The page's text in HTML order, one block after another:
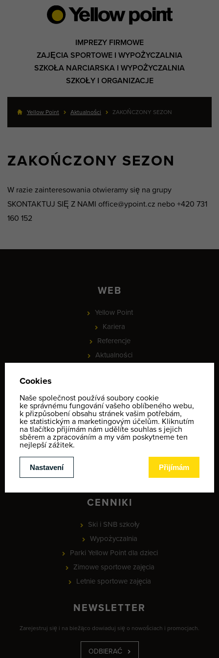
IMPREZY FIRMOWE
ZAJĘCIA SPORTOWE I WYPOŻYCZALNIA
SZKOŁA NARCIARSKA I WYPOŻYCZALNIA
SZKOŁY I ORGANIZACJE
Yellow Point Aktualności ZAKOŃCZONY SEZON
ZAKOŃCZONY SEZON
W razie zainteresowania otwieramy się na grupy
SKONTAKTUJ SIĘ Z NAMI office@ypoint.cz nebo +420 731
160 152
WEB
Yellow Point
Kariera
Referencje
Aktualności
PROJEKT - Online rezervace služeb a vybavení, check-in a
Informace o ochraně osobních údajů
Regulamin
Kontakt
Mapa zimowych aktywności
MEETING POINT - lyžařská škola
CENNIKI
Ski i SNB szkoły
Wypożyczalnia
Parki Yellow Point dla dzieci
Zimowe sportowe zajęcia
Letnie sportowe zajęcia
NEWSLETTER
Zarejestruj się i na bieżąco dowiaduj się o nowościach i promocjach.
ODBIERAĆ